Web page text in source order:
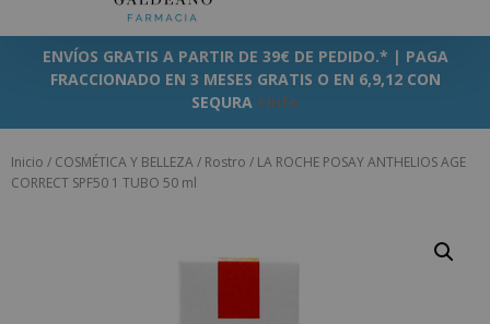
ENVÍOS GRATIS A PARTIR DE 39€ DE PEDIDO.* | PAGA
FRACCIONADO EN 3 MESES GRATIS O EN 6,9,12 CON
SEQURA +info
Inicio / COSMÉTICA Y BELLEZA/ Rostro / LA ROCHE POSAY ANTHELIOS AGE
CORRECT SPF50 1 TUBO 50 ml